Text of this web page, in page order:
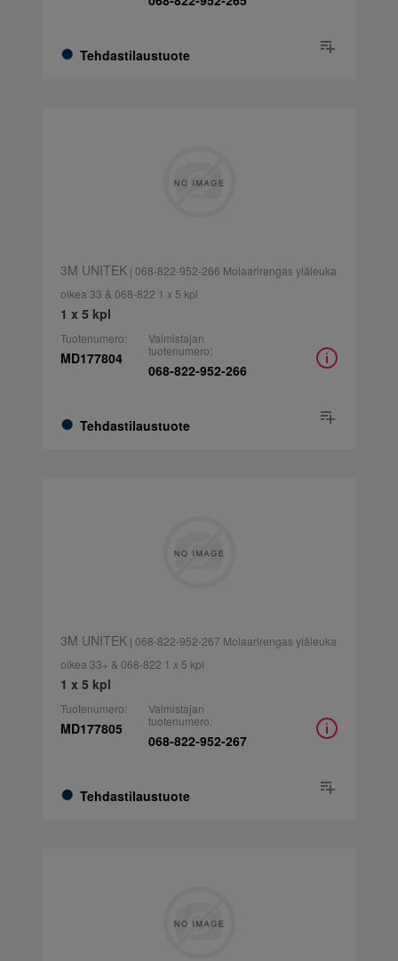
Tehdastilaustuote
3M UNITEK| 068-822-952-266 Molaarirengas yläleuka
oikea 33 & 068-822 1 x 5 kpl
1 x 5 kpl
Tuotenumero:
MD177804
Tehdastilaustuote
Valmistajan
tuotenumero:
068-822-952-266
3M UNITEK| 068-822-952-267 Molaarirengas yläleuka
oikea 33+ & 068-822 1 x 5 kpl
1 x 5 kpl
Tuotenumero:
MD177805
Tehdastilaustuote
Valmistajan
tuotenumero:
068-822-952-267